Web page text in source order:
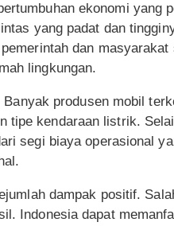
ekonomi yang
yang padat dan
dan masyarakat
lingkungan.
produsen mobil
tipe kendaraan listrik.
segi biaya operasional
dampak positif.
Indonesia dapat